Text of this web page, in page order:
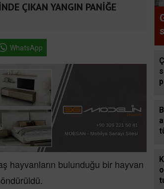
ÇIKAN YANGIN PANİĞE
WhatsApp
hayvanların bulunduğu bir hayvan